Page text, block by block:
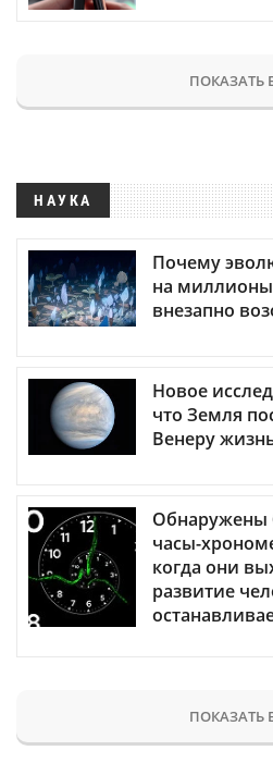
ПОКАЗАТЬ
НАУКА
Почему
на
внезапно
Новое
что Земля
Венеру
Обнаружены
часы-
когда они
развитие
ПОКАЗАТЬ